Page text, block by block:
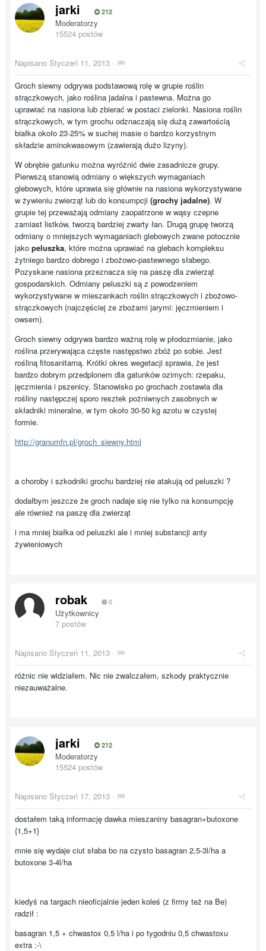
jarki 212
Moderatorzy
15524 postów
Napisano Styczeń 11, 2013 ·
Groch siewny odgrywa podstawową rolę w grupie roślin
strączkowych, jako roślina jadalna i pastewna. Można go
uprawiać na nasiona lub zbierać w postaci zielonki. Nasiona roślin
strączkowych, w tym grochu odznaczają się dużą zawartością
białka około 23-25% w suchej masie o bardzo korzystnym
składzie aminokwasowym (zawierają dużo lizyny).
W obrębie gatunku można wyróżnić dwie zasadnicze grupy.
Pierwszą stanowią odmiany o większych wymaganiach
glebowych, które uprawia się głównie na nasiona wykorzystywane
w żywieniu zwierząt lub do konsumpcji (grochy jadalne). W
grupie tej przeważają odmiany zaopatrzone w wąsy czepne
zamiast listków, tworzą bardziej zwarty łan. Drugą grupę tworzą
odmiany o mniejszych wymaganiach glebowych zwane potocznie
jako peluszka, które można uprawiać na glebach kompleksu
żytniego bardzo dobrego i zbożowo-pastewnego słabego.
Pozyskane nasiona przeznacza się na paszę dla zwierząt
gospodarskich. Odmiany peluszki są z powodzeniem
wykorzystywane w mieszankach roślin strączkowych i zbożowo-
strączkowych (najczęściej ze zbożami jarymi: jęczmieniem i
owsem).
Groch siewny odgrywa bardzo ważną rolę w płodozmianie, jako
roślina przerywająca częste następstwo zbóż po sobie. Jest
rośliną fitosanitarną. Krótki okres wegetacji sprawia, że jest
bardzo dobrym przedplonem dla gatunków ozimych: rzepaku,
jęczmienia i pszenicy. Stanowisko po grochach zostawia dla
rośliny następczej sporo resztek pożniwnych zasobnych w
składniki mineralne, w tym około 30-50 kg azotu w czystej
formie.
http://granumfn.pl/groch_siewny.html
a choroby i szkodniki grochu bardziej nie atakują od peluszki ?
dodałbym jeszcze że groch nadaje się nie tylko na konsumpcję
ale również na paszę dla zwierząt
i ma mniej białka od peluszki ale i mniej substancji anty
żywieniowych
robak 0
Użytkownicy
7 postów
Napisano Styczeń 11, 2013 ·
różnic nie widziałem. Nic nie zwalczałem, szkody praktycznie
niezauważalne.
jarki 212
Moderatorzy
15524 postów
Napisano Styczeń 17, 2013 ·
dostałem taką informację dawka mieszaniny basagran+butoxone
{1,5+1}
mnie się wydaje ciut słaba bo na czysto basagran 2,5-3l/ha a
butoxone 3-4l/ha
kiedyś na targach nieoficjalnie jeden koleś (z firmy też na Be)
radził :
basagran 1,5 + chwastox 0,5 l/ha i po tygodniu 0,5 chwastoxu
extra :-\